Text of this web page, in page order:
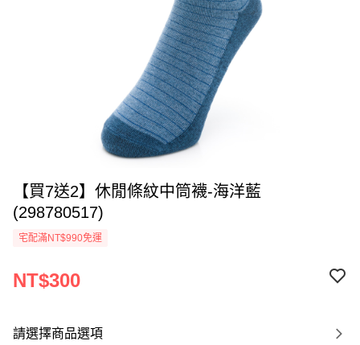
【買7送2】休閒條紋中筒襪-海洋藍
(298780517)
宅配滿NT$990免運
NT$300
請選擇商品選項